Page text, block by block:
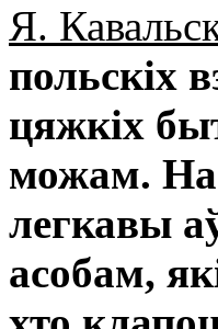
Я.
польскіх
цяжкіх
можам. На
легкавы
асобам,